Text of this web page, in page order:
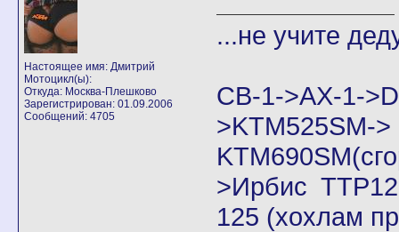
Настоящее имя: Дмитрий
Мотоцикл(ы):
Откуда: Москва-Плешково
Зарегистрирован: 01.09.2006
Сообщений: 4705
...не учите
CB-1->AX-
>KTM525SM->
>Ирбис
125 (хохлам